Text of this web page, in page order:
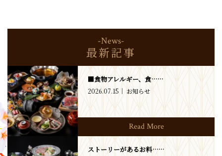
-News-
最新記事
■食物アレルギー、食……
2026.07.15 お知らせ
Read More
ストーリーがあるお料……